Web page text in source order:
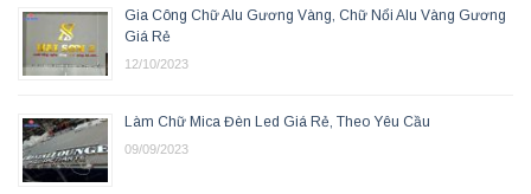
Gia Công Chữ Alu Gương Vàng, Chữ Nổi Alu Vàng Gương
Giá Rẻ
12/10/2023
Làm Chữ Mica Đèn Led Giá Rẻ, Theo Yêu Cầu
09/09/2023